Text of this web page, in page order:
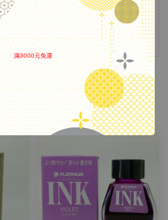
滿3000元免運
清洗乾淨後再存放，以確保下
次書寫墨水的流暢性。